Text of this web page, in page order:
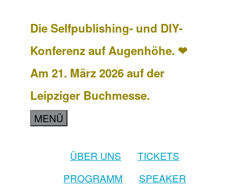
Die Selfpublishing- und DIY-
Konferenz auf Augenhöhe. ❤
Am 21. März 2026 auf der
Leipziger Buchmesse.
MENÜ
ÜBER UNS
TICKETS
PROGRAMM
SPEAKER